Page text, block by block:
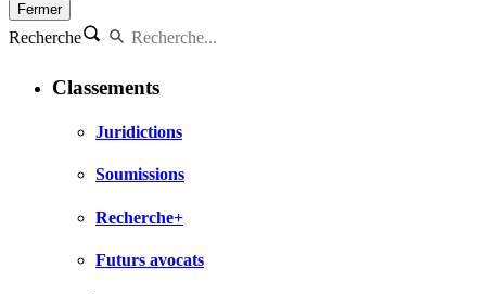
Fermer
Recherche
Classements
Juridictions
Soumissions
Recherche+
Futurs avocats